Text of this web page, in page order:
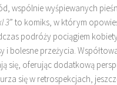
wspólnie wyśpiewanych
3” to komiks, w którym
podróży pociągiem
i bolesne przeżycia.
się, oferując dodatkową
się w retrospekcjach,